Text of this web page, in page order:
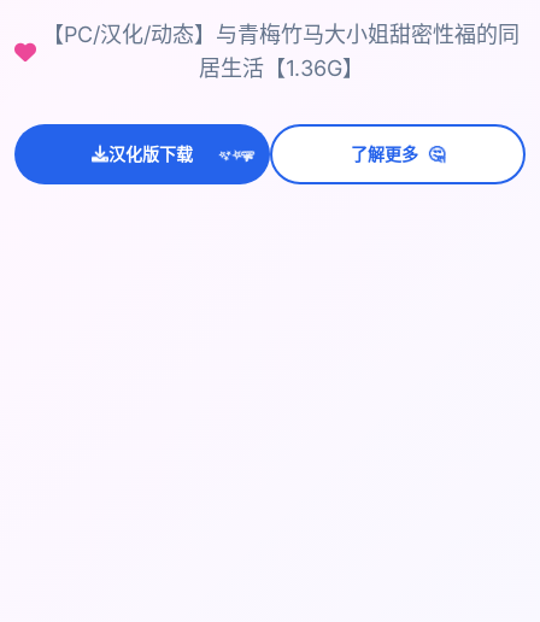
【PC/汉化/动态】与青梅竹马大小姐甜密性福的同
居生活【1.36G】
汉化版下载 ✨⭐💫 了解更多 🤔